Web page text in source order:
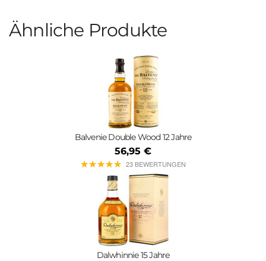
Ähnliche Produkte
Balvenie Double Wood 12 Jahre
56,95 €
★★★★★
★★★★★ 23 BEWERTUNGEN
Dalwhinnie 15 Jahre